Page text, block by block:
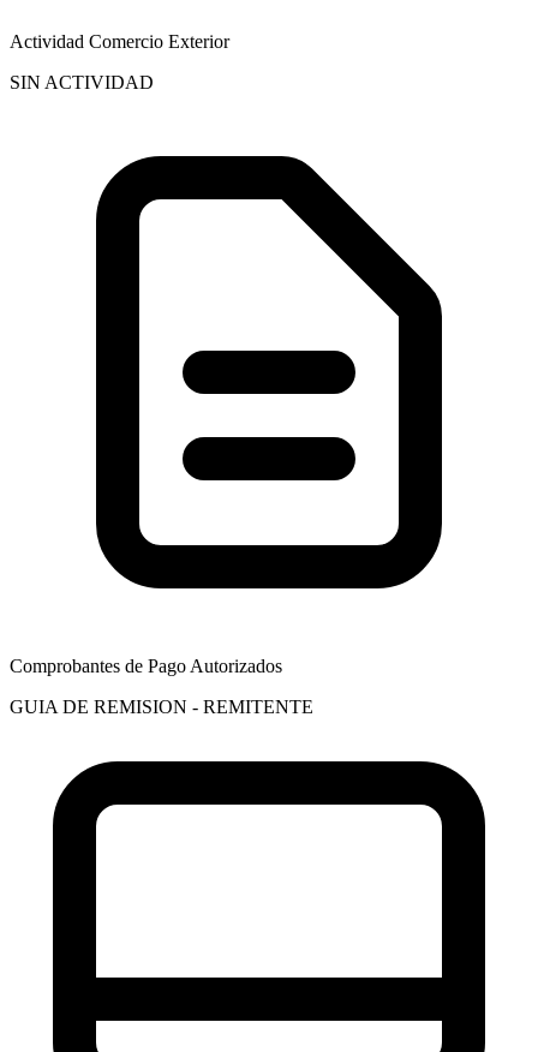
Actividad Comercio Exterior
SIN ACTIVIDAD
Comprobantes de Pago Autorizados
GUIA DE REMISION - REMITENTE